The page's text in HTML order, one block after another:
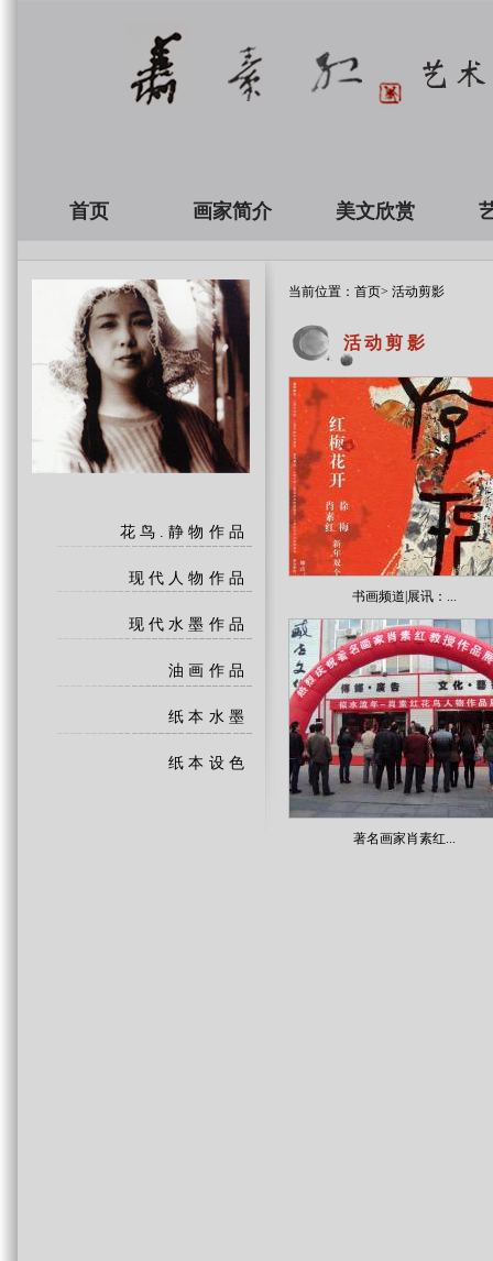
首页 画家简介 美文欣赏
花鸟.静物作品
现代人物作品
现代水墨作品
油画作品
纸本水墨
纸本设色
当前位置： 首页> 活动剪影
活动剪影
书画频道|展讯：...
著名画家肖素红...